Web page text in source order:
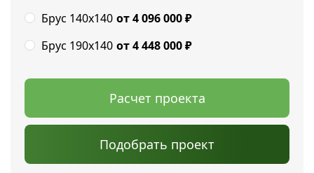
Брус 140х140 от 4 096 000₽
Брус 190х140 от 4 448 000₽
Расчет проекта
Подобрать проект